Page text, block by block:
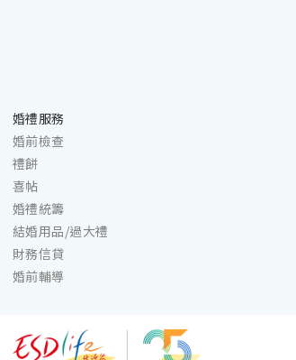
婚禮服務
婚前檢查
禮餅
喜帖
婚禮統籌
結婚用品/過大禮
財務信貸
婚前輔導